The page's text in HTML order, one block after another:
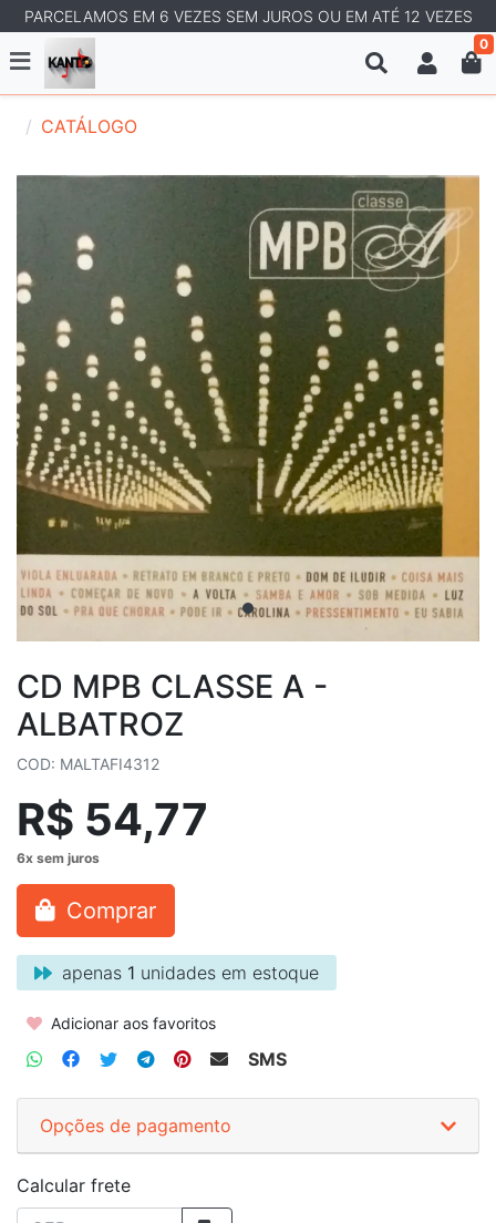
PARCELAMOS EM 6 VEZES SEM JUROS OU EM ATÉ 12 VEZES
0
CATÁLOGO
CD MPB CLASSE A -
ALBATROZ
COD: MALTAFI4312
R$ 54,77
Comprar
apenas 1 unidades em estoque
Adicionar aos favoritos
SMS
Opções de pagamento
Calcular frete